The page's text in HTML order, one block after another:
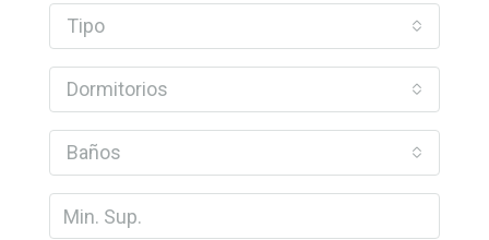
Tipo
Dormitorios
Baños